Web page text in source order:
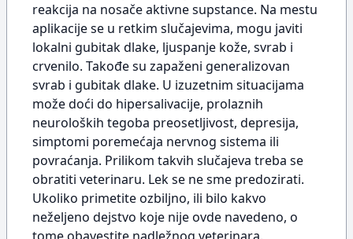
reakcija na nosače aktivne supstance. Na mestu
aplikacije se u retkim slučajevima, mogu javiti
lokalni gubitak dlake, ljuspanje kože, svrab i
crvenilo. Takođe su zapaženi generalizovan
svrab i gubitak dlake. U izuzetnim situacijama
može doći do hipersalivacije, prolaznih
neuroloških tegoba preosetljivost, depresija,
simptomi poremećaja nervnog sistema ili
povraćanja. Prilikom takvih slučajeva treba se
obratiti veterinaru. Lek se ne sme predozirati.
Ukoliko primetite ozbiljno, ili bilo kakvo
neželjeno dejstvo koje nije ovde navedeno, o